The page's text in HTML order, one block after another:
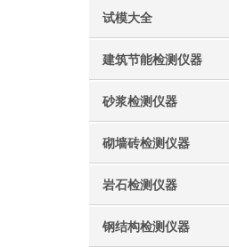
试模大全
建筑节能检测仪器
砂浆检测仪器
砌墙砖检测仪器
岩石检测仪器
钢结构检测仪器